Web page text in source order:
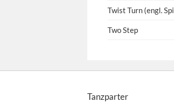
Twist Turn (engl.
Two Step
Tanzparter